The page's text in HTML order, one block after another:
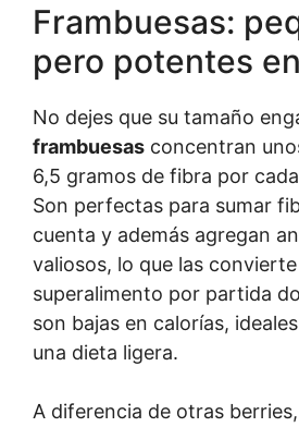
Frambuesas:
pero potentes
No dejes que su tamaño
frambuesas concentran
6,5 gramos de fibra por
Son perfectas para sumar
cuenta y además agregan
valiosos, lo que las
superalimento por partida
son bajas en calorías,
una dieta ligera.
A diferencia de otras